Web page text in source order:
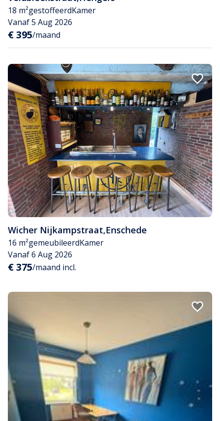
18 m²gestoffeerdKamer
Vanaf 5 Aug 2026
€ 395/maand
Wicher Nijkampstraat,Enschede
16 m²gemeubileerdKamer
Vanaf 6 Aug 2026
€ 375/maand incl.